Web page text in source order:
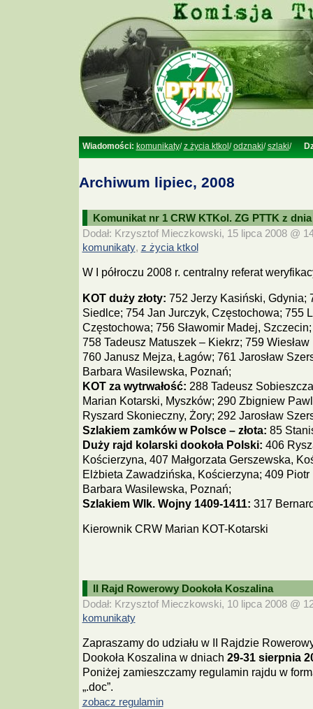
Wiadomości: komunikaty/z życia ktkol /odznaki/szlaki/
Archiwum lipiec, 2008
Komunikat nr 1 CRW KTKol. ZG PTTK z dnia
Dodał: Krzysztof Mieczkowski, 15 lipca 2008 @
komunikaty, z życia ktkol
W I półroczu 2008 r. centralny referat
KOT duży złoty: 752 Jerzy Kasiński, Gdynia;
Siedlce; 754 Jan Jurczyk, Częstochowa; 755
Częstochowa; 756 Sławomir Madej,
758 Tadeusz Matuszek – Kiekrz; 759
760 Janusz Mejza, Łagów; 761 Jarosław
Barbara Wasilewska, Poznań;
KOT za wytrwałość: 288 Tadeusz
Marian Kotarski, Myszków; 290 Zbigniew
Ryszard Skonieczny, Żory; 292 Jarosław
Szlakiem zamków w Polsce – złota: 85
Duży rajd kolarski dookoła Polski: 406
Kościerzyna, 407 Małgorzata Gerszewska,
Elżbieta Zawadzińska, Kościerzyna; 409
Barbara Wasilewska, Poznań;
Szlakiem Wlk. Wojny 1409-1411: 317
Kierownik CRW Marian KOT-Kotarski
II Rajd Rowerowy Dookoła Koszalina
Dodał: Krzysztof Mieczkowski, 10 lipca 2008 @
komunikaty
Zapraszamy do udziału w II Rajdzie
Dookoła Koszalina w dniach 29-31 sierpnia
Poniżej zamieszczamy regulamin rajdu w
„.doc”.
zobacz regulamin